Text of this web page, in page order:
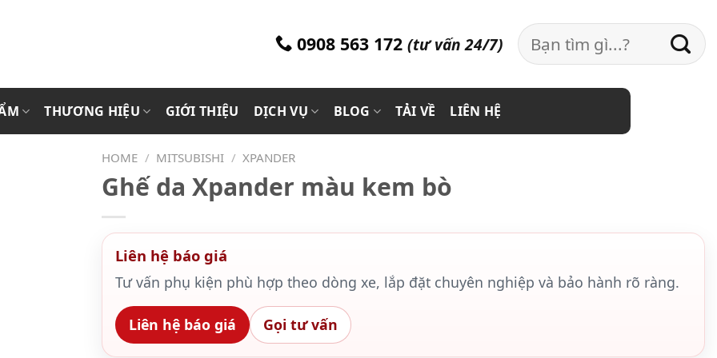
0908 563 172 (tư vấn 24/7)
Search
for:
THƯƠNG HIỆU GIỚI THIỆU DỊCH VỤ BLOG TẢI VỀ LIÊN HỆ
HOME / MITSUBISHI / XPANDER
Ghế da Xpander màu kem bò
Liên hệ báo giá
Tư vấn phụ kiện phù hợp theo dòng xe, lắp đặt chuyên nghiệp và bảo hành rõ ràng.
Liên hệ báo giá Gọi tư vấn